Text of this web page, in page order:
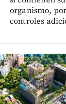
organismo,
controles